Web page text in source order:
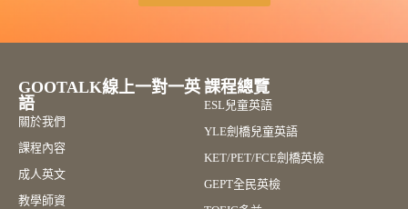
e
r
n
a
t
v
e
GOOTALK線上一對一英
語
關於我們
課程內容
成人英文
教學師資
課程總覽
ESL兒童英語
YLE劍橋兒童英語
KET/PET/FCE劍橋英檢
GEPT全民英檢